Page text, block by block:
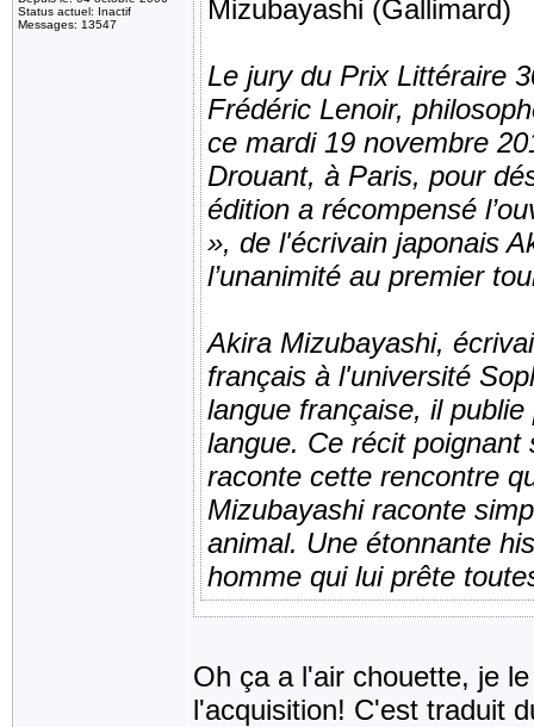
Status actuel: Inactif
Messages: 13547
Mizubayashi (Gallimard)
Le jury du Prix Littéraire
Frédéric Lenoir,
ce mardi 19 novembre
Drouant, à Paris, pour
édition a récompensé
», de l'écrivain japonais
l’unanimité au premier
Akira Mizubayashi,
français à l'université
langue française, il
langue. Ce récit
raconte cette rencontre
Mizubayashi raconte
animal. Une étonnante
homme qui lui prête
Oh ça a l'air chouette, je
l'acquisition! C'est traduit